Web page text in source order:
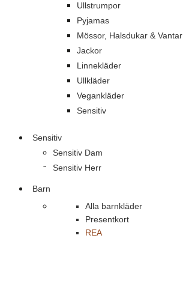
Ullstrumpor
Pyjamas
Mössor, Halsdukar & Vantar
Jackor
Linnekläder
Ullkläder
Vegankläder
Sensitiv
Sensitiv
Sensitiv Dam
Sensitiv Herr
Barn
Alla barnkläder
Presentkort
REA